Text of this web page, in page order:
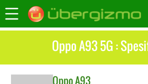
Oppo A93 5G :
OppoA93